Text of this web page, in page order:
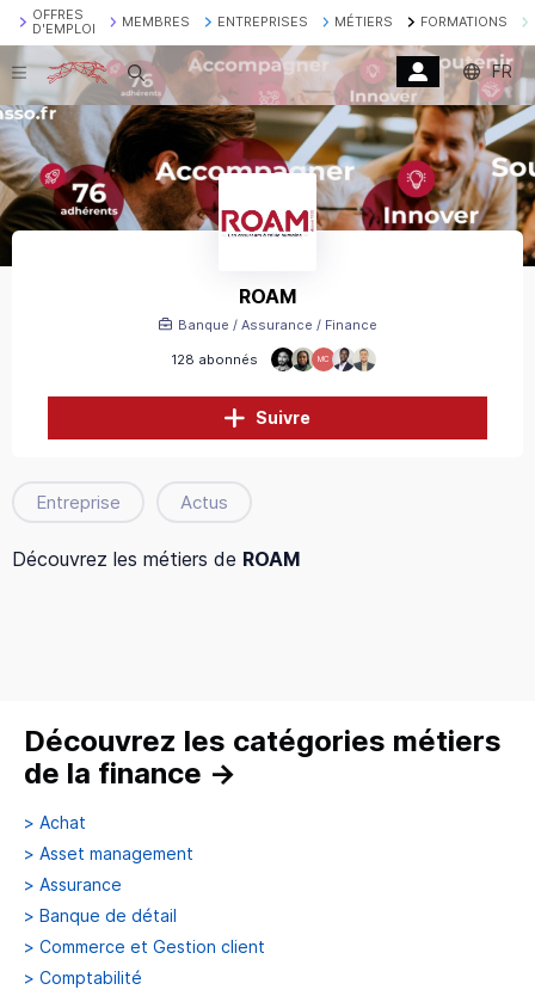
OFFRES
D'EMPLOI
MEMBRES ENTREPRISES MÉTIERS FORMATIONS
Recherche FR
ROAM
128 abonnés MC
Banque / Assurance / Finance
Suivre
Entreprise Actus
Découvrez les métiers de ROAM
Découvrez les catégories métiers
de la finance →
> Achat
> Asset management
> Assurance
> Banque de détail
> Commerce et Gestion client
> Comptabilité